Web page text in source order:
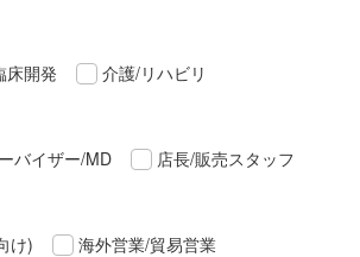
床開発
介護/リハビリ
バイザー/MD
店長/販売スタッフ
け)
海外営業/貿易営業